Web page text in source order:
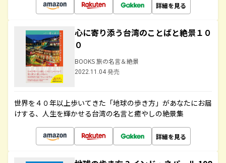
詳細を見る
心に寄り添う台湾のことばと絶景１０
０
BOOKS 旅の名言＆絶景
2022.11.04 発売
世界を４０年以上歩いてきた「地球の歩き方」があなたにお届
けする、人生を輝かせる台湾の名言と癒やしの絶景集
詳細を見る